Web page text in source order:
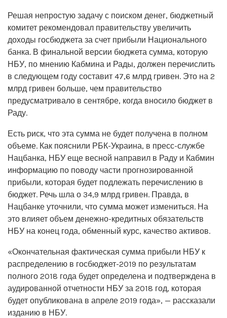
Решая непростую задачу с поиском денег, бюджетный
комитет рекомендовал правительству увеличить
доходы госбюджета за счет прибыли Национального
банка. В финальной версии бюджета сумма, которую
НБУ, по мнению Кабмина и Рады, должен перечислить
в следующем году составит 47,6 млрд гривен. Это на 2
млрд гривен больше, чем правительство
предусматривало в сентябре, когда вносило бюджет в
Раду.
Есть риск, что эта сумма не будет получена в полном
объеме. Как пояснили РБК-Украина, в пресс-службе
Нацбанка, НБУ еще весной направил в Раду и Кабмин
информацию по поводу части прогнозированной
прибыли, которая будет подлежать перечислению в
бюджет. Речь шла о 34,9 млрд гривен. Правда, в
Нацбанке уточнили, что сумма может измениться. На
это влияет объем денежно-кредитных обязательств
НБУ на конец года, обменный курс, качество активов.
«Окончательная фактическая сумма прибыли НБУ к
распределению в госбюджет-2019 по результатам
полного 2018 года будет определена и подтверждена в
аудированной отчетности НБУ за 2018 год, которая
будет опубликована в апреле 2019 года», — рассказали
изданию в НБУ.